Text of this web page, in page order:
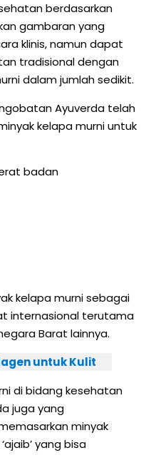
berdasarkan
gambaran yang
klinis, namun dapat
tradisional dengan
dalam jumlah sedikit.
Ayuverda telah
kelapa murni untuk
badan
kelapa murni sebagai
internasional terutama
Barat lainnya.
untuk Kulit
di bidang kesehatan
juga yang
minyak
yang bisa